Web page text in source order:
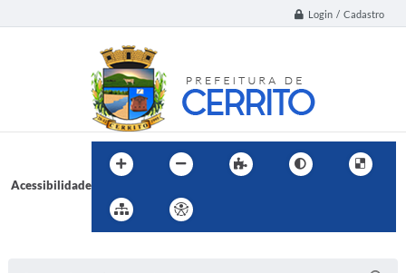
Login / Cadastro
Acessibilidade